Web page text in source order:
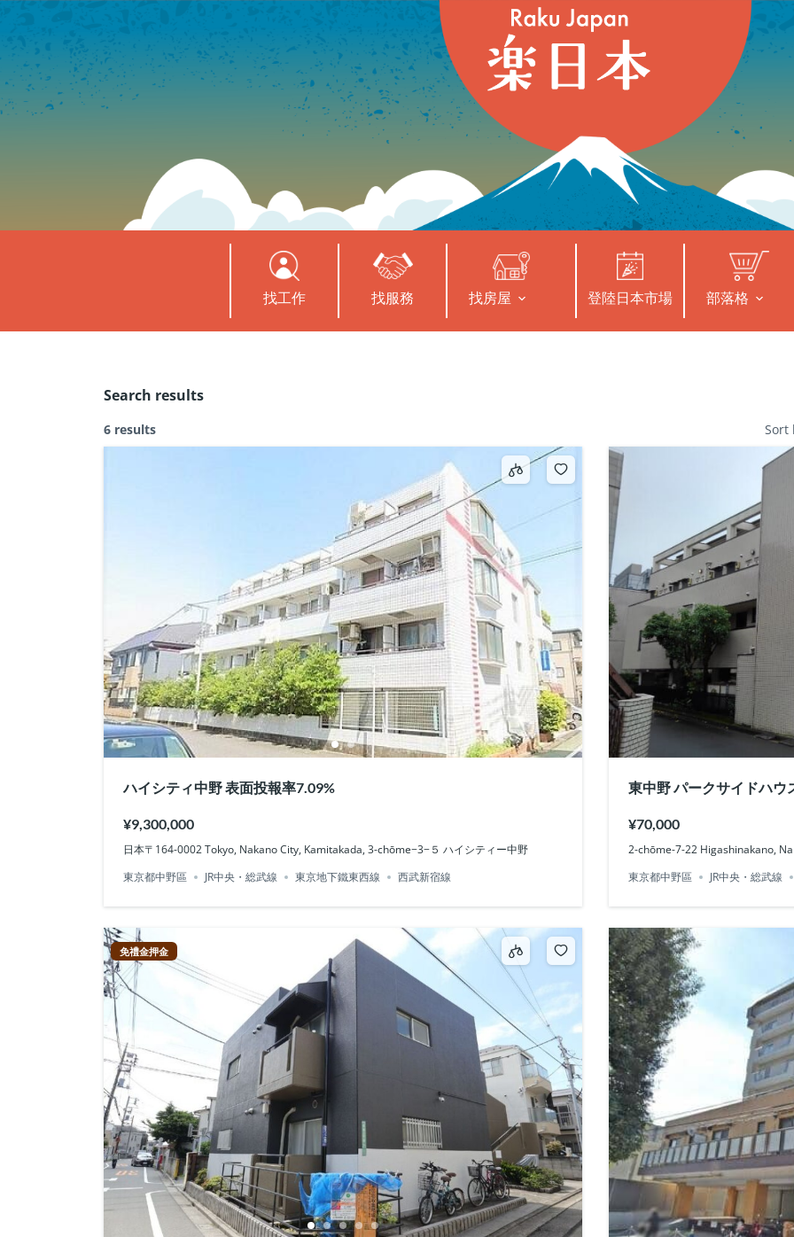
找工作 找服務 找房屋 登陸日本市場 部落格
Search results
6 results Sort
ハイシティ中野 表面投報率7.09%
¥9,300,000
日本〒164-0002 Tokyo, Nakano City, Kamitakada, 3-chōme−3−５ ハイシティー中野
東京都中野區
JR中央・総武線 東京地下鐵東西線 西武新宿線
東中野 パークサイドハウ
¥70,000
2-chōme-7-22 Higashinakano,
東京都中野區
JR中央・総武線
免禮金押金